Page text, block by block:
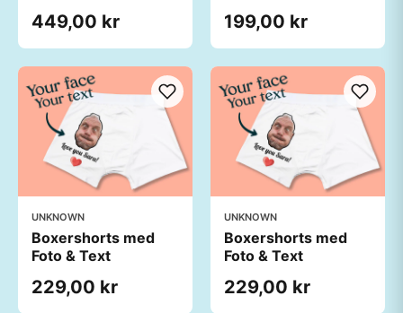
449,00 kr 199,00 kr
UNKNOWN
Boxershorts med
Foto & Text
229,00 kr
UNKNOWN
Boxershorts med
Foto & Text
229,00 kr